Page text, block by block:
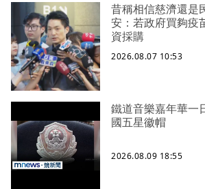
昔稱相信慈濟還
安：若政府買夠疫
資採購
2026.08.07 10:53
鐵道音樂嘉年華
國五星徽帽
2026.08.09 18:55